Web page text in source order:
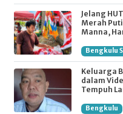
Jelang
Merah
Manna,
Bengkulu
Keluarga
dalam
Tempuh
Bengkulu